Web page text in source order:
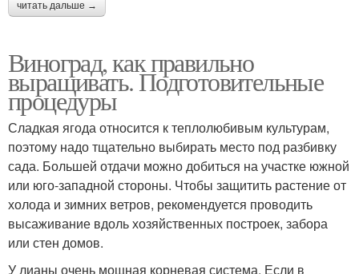
читать дальше →
Виноград, как правильно
выращивать. Подготовительные
процедуры
Сладкая ягода относится к теплолюбивым культурам,
поэтому надо тщательно выбирать место под разбивку
сада. Большей отдачи можно добиться на участке южной
или юго-западной стороны. Чтобы защитить растение от
холода и зимних ветров, рекомендуется проводить
высаживание вдоль хозяйственных построек, забора
или стен домов.
У лианы очень мощная корневая система. Если в